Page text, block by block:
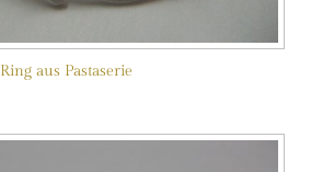
Ring aus Pastaserie